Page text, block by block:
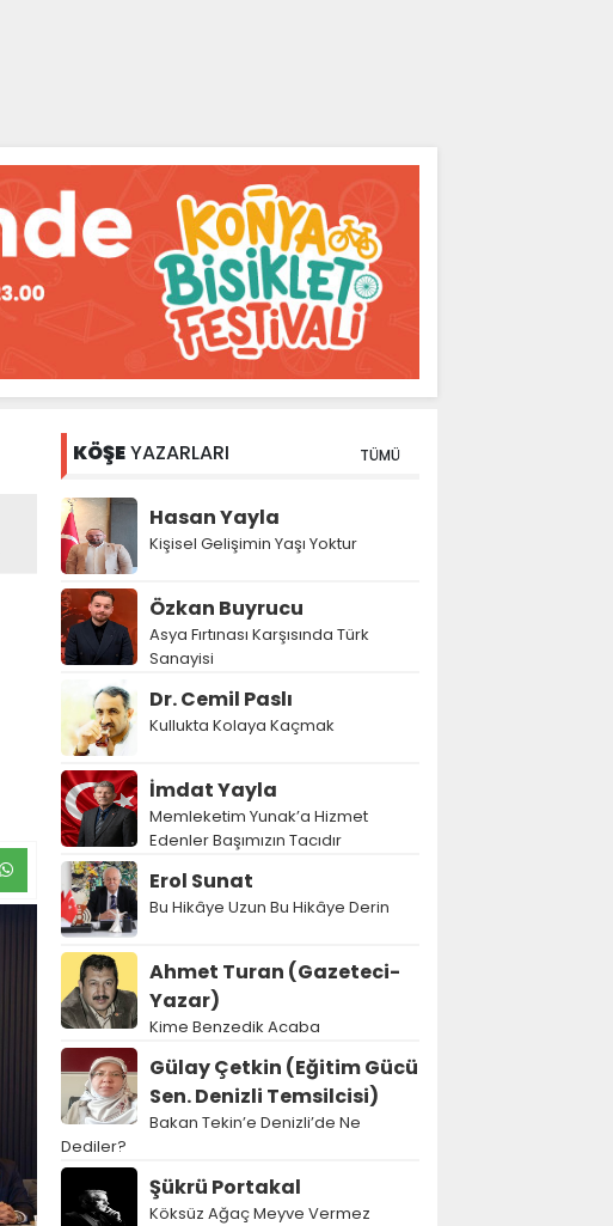
KÖŞEYAZARLARI TÜMÜ
Hasan Yayla
Kişisel Gelişimin Yaşı Yoktur
Özkan Buyrucu
Asya Fırtınası Karşısında Türk
Sanayisi
Dr. Cemil Paslı
Kullukta Kolaya Kaçmak
İmdat Yayla
Memleketim Yunak’a Hizmet
Edenler Başımızın Tacıdır
Erol Sunat
Bu Hikâye Uzun Bu Hikâye Derin
Ahmet Turan (Gazeteci-
Yazar)
Kime Benzedik Acaba
Gülay Çetkin (Eğitim Gücü
Sen. Denizli Temsilcisi)
Bakan Tekin’e Denizli’de Ne
Dediler?
Şükrü Portakal
Köksüz Ağaç Meyve Vermez